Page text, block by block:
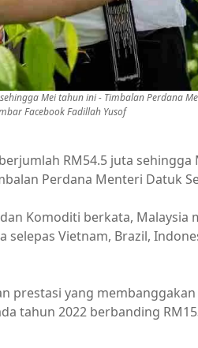
Mei tahun ini - Timbalan Perdana
Facebook Fadillah Yusof
RM54.5 juta sehingga
Perdana Menteri Datuk
Komoditi berkata, Malaysia
Vietnam, Brazil,
prestasi yang
tahun 2022 berbanding